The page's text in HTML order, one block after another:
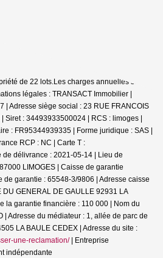
de 22 lots.Les charges annuelles sont
légales : TRANSACT Immobilier |
| Adresse siège social : 23 RUE FRANCOIS
Siret : 34493933500024 | RCS : limoges |
: FR95344939335 | Forme juridique : SAS |
RCP : NC | Carte T :
délivrance : 2021-05-14 | Lieu de
LIMOGES | Caisse de garantie
de garantie : 65548-3/9806 | Adresse caisse
GENERAL DE GAULLE 92931 LA
la garantie financière : 110 000 | Nom du
| Adresse du médiateur : 1, allée de parc de
LA BAULE CEDEX | Adresse du site :
une-reclamation/| Entreprise
indépendante